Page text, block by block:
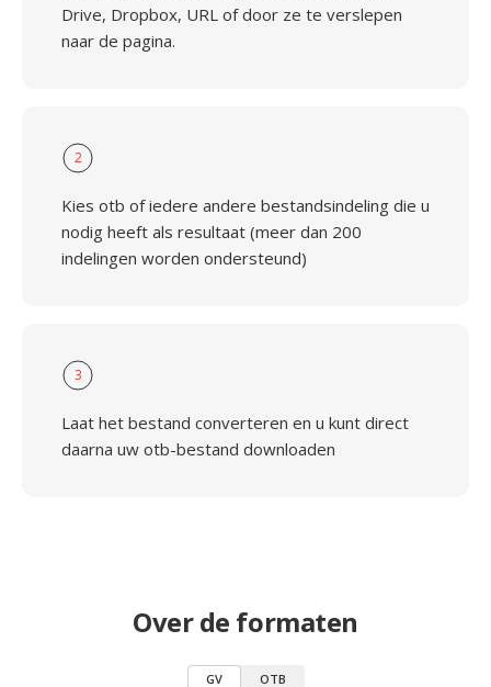
Drive, Dropbox, URL of door ze te verslepen
naar de pagina.
2
Kies otb of iedere andere bestandsindeling die u
nodig heeft als resultaat (meer dan 200
indelingen worden ondersteund)
3
Laat het bestand converteren en u kunt direct
daarna uw otb-bestand downloaden
Over de formaten
GV OTB